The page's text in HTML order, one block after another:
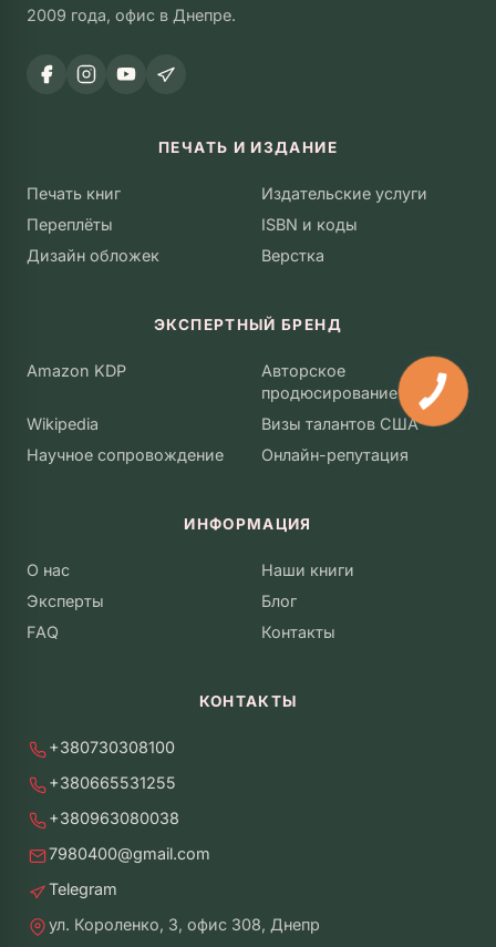
2009 года, офис в Днепре.
ПЕЧАТЬ И ИЗДАНИЕ
Печать книг
Издательские услуги
Переплёты
ISBN и коды
Дизайн обложек
Верстка
ЭКСПЕРТНЫЙ БРЕНД
Amazon KDP
Авторское
продюсирование
Wikipedia
Визы талантов США
Научное сопровождение
Онлайн-репутация
ИНФОРМАЦИЯ
О нас
Наши книги
Эксперты
Блог
FAQ
Контакты
КОНТАКТЫ
+380730308100
+380665531255
+380963080038
7980400@gmail.com
Telegram
ул. Короленко, 3, офис 308, Днепр